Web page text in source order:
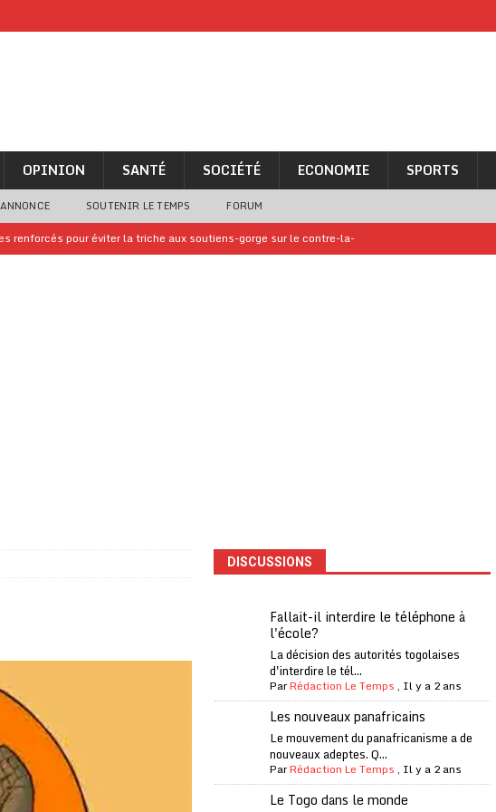
OPINION SANTÉ SOCIÉTÉ ECONOMIE SPORTS
SOUTENIR LE TEMPS FORUM
renforcés pour éviter la triche aux soutiens-gorge sur le contre-la-
l’Italie et de l’AC Milan, est mort à 66 ans
A LA UNE
trophée de la Coupe du monde
menace à «l’unanimité» d’un boycott des Coupes du monde
International exige une enquête
A LA UNE
de Côte d’Ivoire
DISCUSSIONS
Fallait-il interdire le téléphone à
l'école?
La décision des autorités togolaises
d'interdire le tél...
ParRédaction Le Temps , Il y a 2 ans
Les nouveaux panafricains
Le mouvement du panafricanisme a de
nouveaux adeptes. Q...
ParRédaction Le Temps , Il y a 2 ans
Le Togo dans le monde